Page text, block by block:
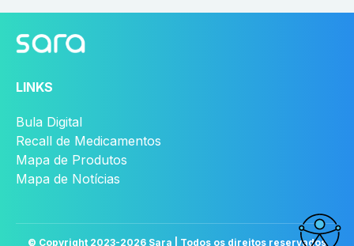
LINKS
Bula Digital
Recall de Medicamentos
Mapa de Produtos
Mapa de Notícias
© Copyright 2023-2026 Sara | Todos os direitos reservados